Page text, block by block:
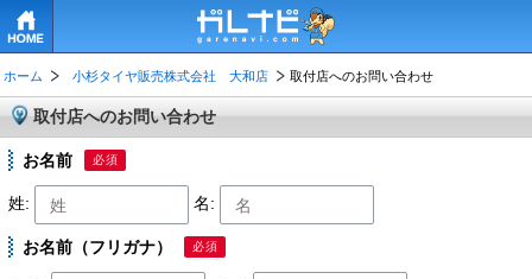
ホーム 小杉タイヤ販売株式会社 大和店 取付店へのお問い合わせ
取付店へのお問い合わせ
お名前 必須
姓: 名:
お名前（フリガナ） 必須